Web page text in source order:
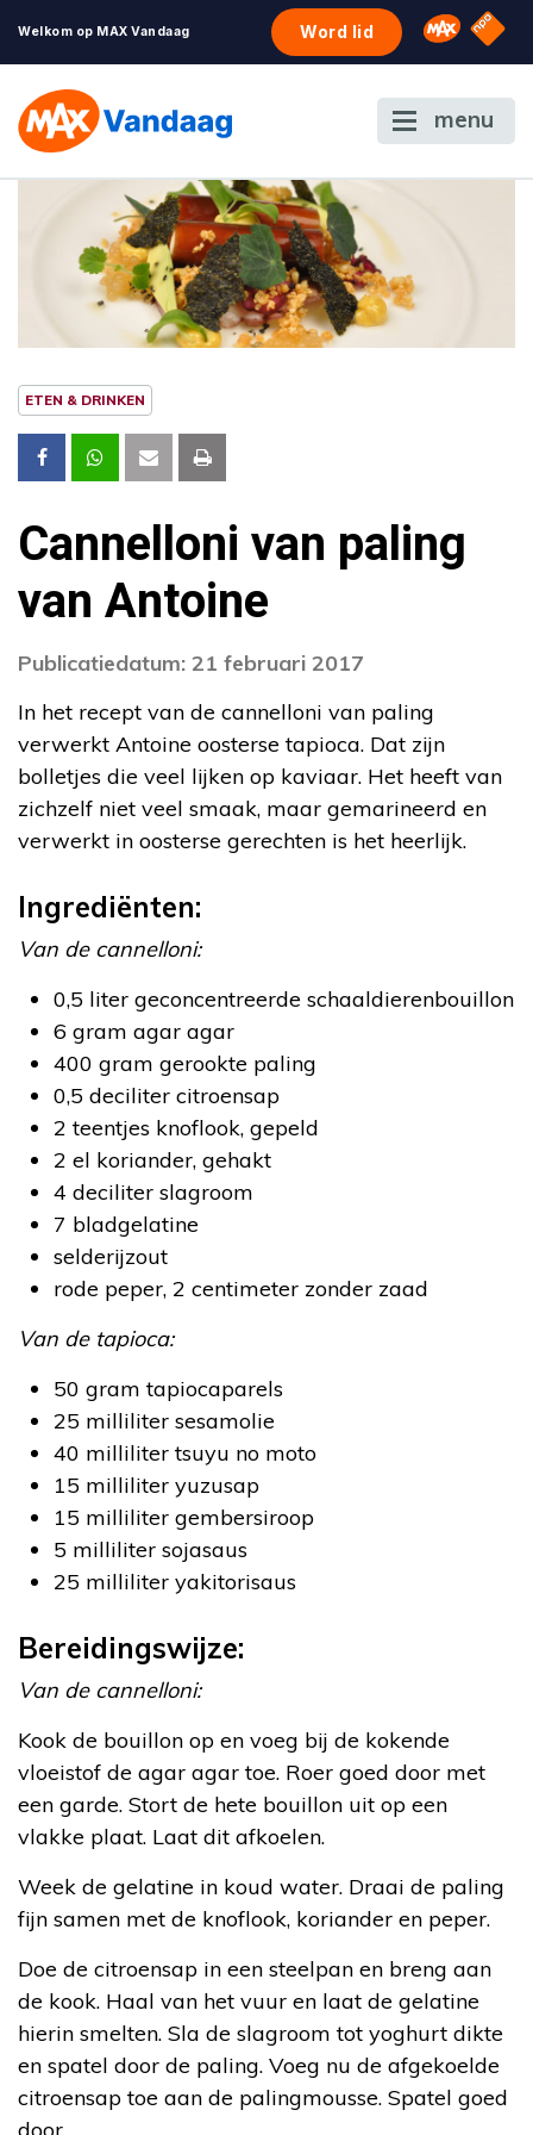
Welkom op MAX Vandaag Word lid Omroep
NPO
menu
ETEN & DRINKEN
Cannelloni van paling
van Antoine
Publicatiedatum: 21 februari 2017
In het recept van de cannelloni van paling
verwerkt Antoine oosterse tapioca. Dat zijn
bolletjes die veel lijken op kaviaar. Het heeft van
zichzelf niet veel smaak, maar gemarineerd en
verwerkt in oosterse gerechten is het heerlijk.
Ingrediënten:
Van de cannelloni:
0,5 liter geconcentreerde schaaldierenbouillon
6 gram agar agar
400 gram gerookte paling
0,5 deciliter citroensap
2 teentjes knoflook, gepeld
2 el koriander, gehakt
4 deciliter slagroom
7 bladgelatine
selderijzout
rode peper, 2 centimeter zonder zaad
Van de tapioca:
50 gram tapiocaparels
25 milliliter sesamolie
40 milliliter tsuyu no moto
15 milliliter yuzusap
15 milliliter gembersiroop
5 milliliter sojasaus
25 milliliter yakitorisaus
Bereidingswijze:
Van de cannelloni:
Kook de bouillon op en voeg bij de kokende
vloeistof de agar agar toe. Roer goed door met
een garde. Stort de hete bouillon uit op een
vlakke plaat. Laat dit afkoelen.
Week de gelatine in koud water. Draai de paling
fijn samen met de knoflook, koriander en peper.
Doe de citroensap in een steelpan en breng aan
de kook. Haal van het vuur en laat de gelatine
hierin smelten. Sla de slagroom tot yoghurt dikte
en spatel door de paling. Voeg nu de afgekoelde
citroensap toe aan de palingmousse. Spatel goed
door.